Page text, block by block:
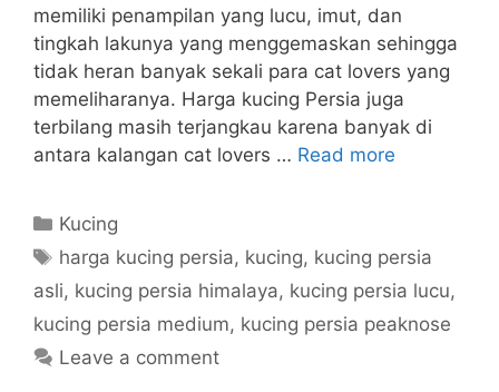
memiliki penampilan yang lucu, imut, dan
tingkah lakunya yang menggemaskan sehingga
tidak heran banyak sekali para cat lovers yang
memeliharanya. Harga kucing Persia juga
terbilang masih terjangkau karena banyak di
antara kalangan cat lovers … Read more
Categories
Kucing
Tags
harga kucing persia, kucing, kucing persia
asli, kucing persia himalaya, kucing persia lucu,
kucing persia medium, kucing persia peaknose
Leave a comment